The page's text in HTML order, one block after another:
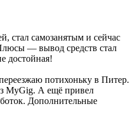
стал самозанятым и сейчас
— вывод средств стал
достойная!
потихоньку в Питер.
MyGig. А ещё привел
Дополнительные